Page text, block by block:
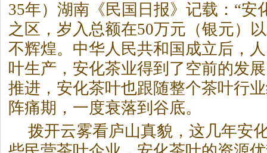
35年）湖南《民国日报》记载：“安
之区，岁入总额在50万元（银元）
不辉煌。中华人民共和国成立后，
叶生产，安化茶业得到了空前的发
推进，安化茶叶也跟随整个茶叶行
阵痛期，一度衰落到谷底。
拨开云雾看庐山真貌，这几年安